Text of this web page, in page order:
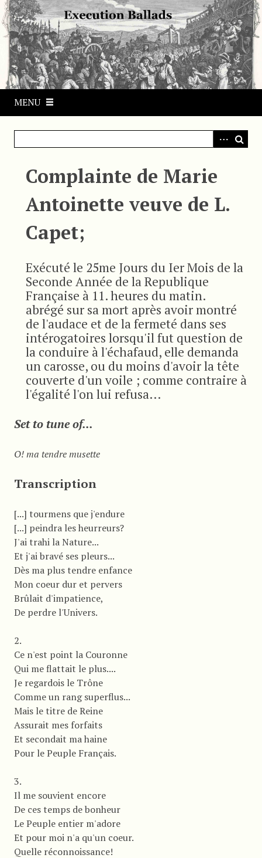
S
k
m
i
MENU
Complainte de Marie
Antoinette veuve de L.
Capet;
Exécuté le 25me Jours du Ier Mois de la
Seconde Année de la Republique
Française à 11. heures du matin.
abrégé sur sa mort après avoir montré
de l'audace et de la fermeté dans ses
intérogatoires lorsqu'il fut question de
la conduire à l'échafaud, elle demanda
un carosse, ou du moins d'avoir la tête
couverte d'un voile ; comme contraire à
l'égalité l'on lui refusa...
Set to tune of...
O! ma tendre musette
Transcription
[...] tourmens que j'endure
[...] peindra les heurreurs?
J'ai trahi la Nature...
Et j'ai bravé ses pleurs...
Dès ma plus tendre enfance
Mon coeur dur et pervers
Brûlait d'impatience,
De perdre l'Univers.
2.
Ce n'est point la Couronne
Qui me flattait le plus....
Je regardois le Trône
Comme un rang superflus...
Mais le titre de Reine
Assurait mes forfaits
Et secondait ma haine
Pour le Peuple Français.
3.
Il me souvient encore
De ces temps de bonheur
Le Peuple entier m'adore
Et pour moi n'a qu'un coeur.
Quelle réconnoissance!